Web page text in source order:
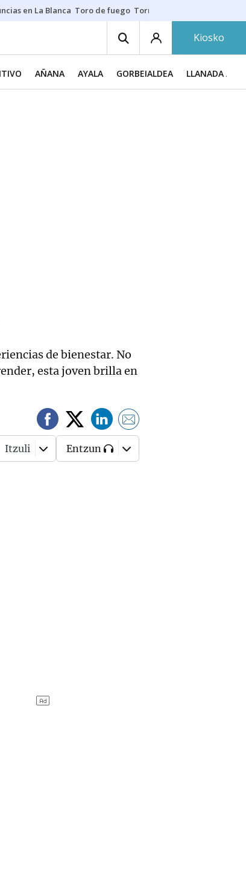
en La Blanca Toro de fuego Tornike Shengelia
Kiosko
AÑANA AYALA GORBEIALDEA LLANADA
de bienestar. No
esta joven brilla en
Itzuli Entzun